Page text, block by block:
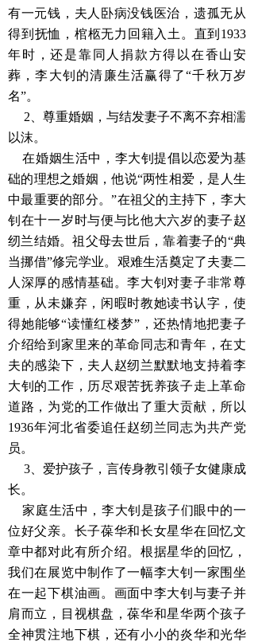
有一元钱，夫人卧病没钱医治，遗孤无从
得到抚恤，棺柩无力回籍入土。直到1933
年时，还是靠同人捐款方得以在香山安
葬，李大钊的清廉生活赢得了“千秋万岁
名”。
2、尊重婚姻，与结发妻子不离不弃相濡
以沫。
在婚姻生活中，李大钊提倡以恋爱为基
础的理想之婚姻，他说“两性相爱，是人生
中最重要的部分。”在祖父的主持下，李大
钊在十一岁时与便与比他大六岁的妻子赵
纫兰结婚。祖父母去世后，靠着妻子的“典
当挪借”修完学业。艰难生活奠定了夫妻二
人深厚的感情基础。李大钊对妻子非常尊
重，从未嫌弃，闲暇时教她读书认字，使
得她能够“读懂红楼梦”，还热情地把妻子
介绍给到家里来的革命同志和青年，在丈
夫的感染下，夫人赵纫兰默默地支持着李
大钊的工作，历尽艰苦抚养孩子走上革命
道路，为党的工作做出了重大贡献，所以
1936年河北省委追任赵纫兰同志为共产党
员。
3、爱护孩子，言传身教引领子女健康成
长。
家庭生活中，李大钊是孩子们眼中的一
位好父亲。长子葆华和长女星华在回忆文
章中都对此有所介绍。根据星华的回忆，
我们在展览中制作了一幅李大钊一家围坐
在一起下棋油画。画面中李大钊与妻子并
肩而立，目视棋盘，葆华和星华两个孩子
全神贯注地下棋，还有小小的炎华和光华